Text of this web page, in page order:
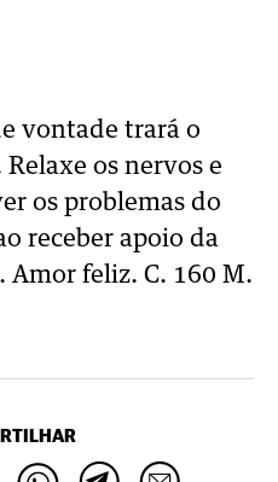
vontade trará o
os nervos e
os problemas do
receber apoio da
feliz. C. 160 M.